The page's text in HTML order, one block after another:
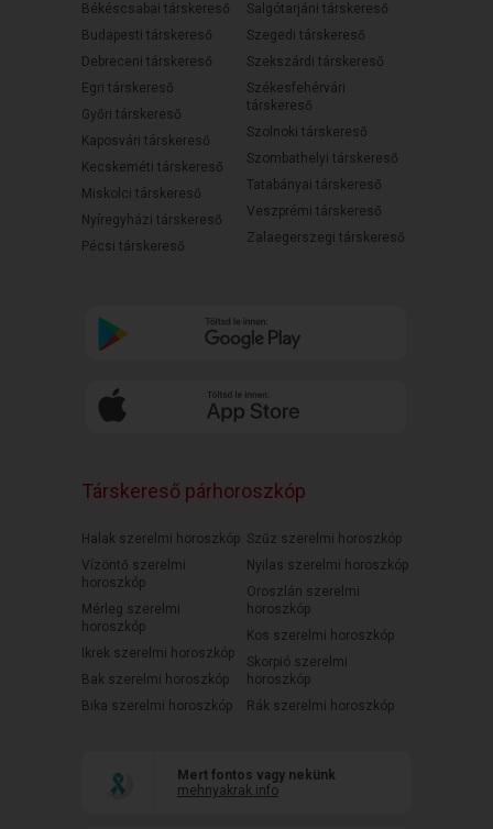
Békéscsabai társkereső
Budapesti társkereső
Debreceni társkereső
Egri társkereső
Győri társkereső
Kaposvári társkereső
Kecskeméti társkereső
Miskolci társkereső
Nyíregyházi társkereső
Pécsi társkereső
Salgótarjáni társkereső
Szegedi társkereső
Szekszárdi társkereső
Székesfehérvári
társkereső
Szolnoki társkereső
Szombathelyi társkereső
Tatabányai társkereső
Veszprémi társkereső
Zalaegerszegi társkereső
Társkereső párhoroszkóp
Halak szerelmi horoszkóp
Vízöntő szerelmi
horoszkóp
Mérleg szerelmi
horoszkóp
Ikrek szerelmi horoszkóp
Bak szerelmi horoszkóp
Bika szerelmi horoszkóp
Szűz szerelmi horoszkóp
Nyilas szerelmi horoszkóp
Oroszlán szerelmi
horoszkóp
Kos szerelmi horoszkóp
Skorpió szerelmi
horoszkóp
Rák szerelmi horoszkóp
Mert fontos vagy nekünk
mehnyakrak.info